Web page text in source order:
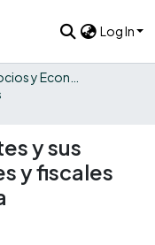
Log In
y sus
y fiscales